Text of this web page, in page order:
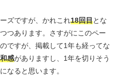
ーズですが、かれこれ18回目とな
つあります。さすがにこのペー
ですが、掲載して1年も経ってな
感がありますし、1年を切りそう
なると思います。